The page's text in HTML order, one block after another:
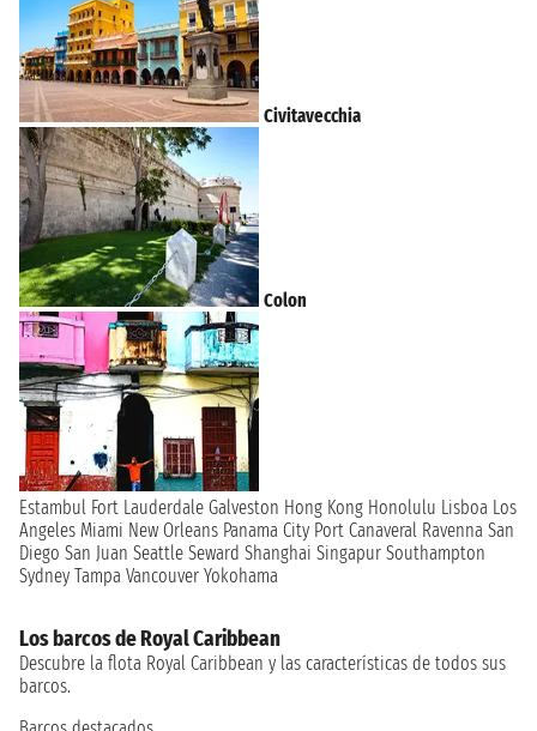
Civitavecchia
Colon
Estambul Fort Lauderdale Galveston Hong Kong Honolulu Lisboa Los
Angeles Miami New Orleans Panama City Port Canaveral Ravenna San
Diego San Juan Seattle Seward Shanghai Singapur Southampton
Sydney Tampa Vancouver Yokohama
Los barcos de Royal Caribbean
Descubre la flota Royal Caribbean y las características de todos sus
barcos.